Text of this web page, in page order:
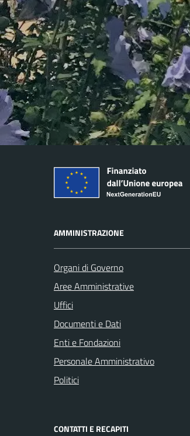
AMMINISTRAZIONE
Organi di Governo
Aree Amministrative
Uffici
Documenti e Dati
Enti e Fondazioni
Personale Amministrativo
Politici
CONTATTI E RECAPITI